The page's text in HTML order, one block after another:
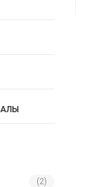
(2)